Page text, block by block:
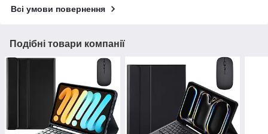
Всі умови повернення
Подібні товари компанії